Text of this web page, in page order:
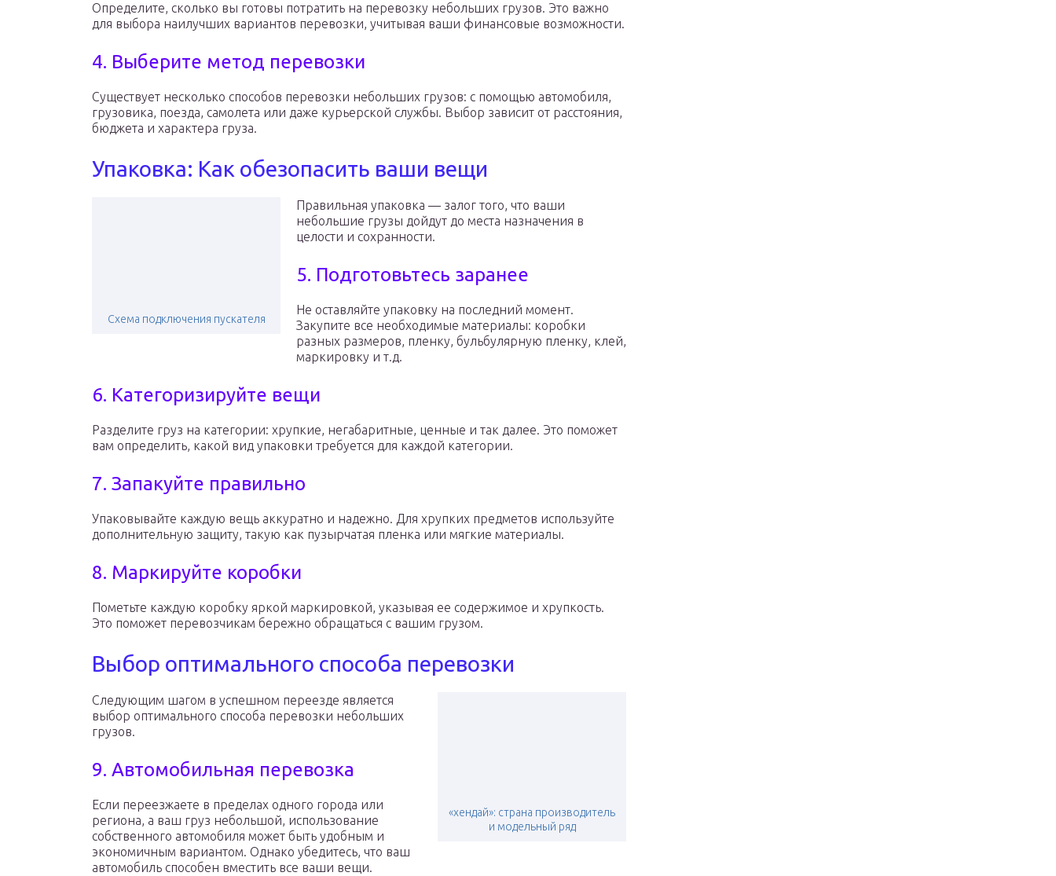
Определите, сколько вы готовы потратить на перевозку небольших грузов. Это важно
для выбора наилучших вариантов перевозки, учитывая ваши финансовые возможности.
4. Выберите метод перевозки
Существует несколько способов перевозки небольших грузов: с помощью автомобиля,
грузовика, поезда, самолета или даже курьерской службы. Выбор зависит от расстояния,
бюджета и характера груза.
Упаковка: Как обезопасить ваши вещи
Cхема подключения пускателя
Правильная упаковка — залог того, что ваши
небольшие грузы дойдут до места назначения в
целости и сохранности.
5. Подготовьтесь заранее
Не оставляйте упаковку на последний момент.
Закупите все необходимые материалы: коробки
разных размеров, пленку, бульбулярную пленку, клей,
маркировку и т.д.
6. Категоризируйте вещи
Разделите груз на категории: хрупкие, негабаритные, ценные и так далее. Это поможет
вам определить, какой вид упаковки требуется для каждой категории.
7. Запакуйте правильно
Упаковывайте каждую вещь аккуратно и надежно. Для хрупких предметов используйте
дополнительную защиту, такую как пузырчатая пленка или мягкие материалы.
8. Маркируйте коробки
Пометьте каждую коробку яркой маркировкой, указывая ее содержимое и хрупкость.
Это поможет перевозчикам бережно обращаться с вашим грузом.
Выбор оптимального способа перевозки
«хендай»: страна производитель
и модельный ряд
Следующим шагом в успешном переезде является
выбор оптимального способа перевозки небольших
грузов.
9. Автомобильная перевозка
Если переезжаете в пределах одного города или
региона, а ваш груз небольшой, использование
собственного автомобиля может быть удобным и
экономичным вариантом. Однако убедитесь, что ваш
автомобиль способен вместить все ваши вещи.